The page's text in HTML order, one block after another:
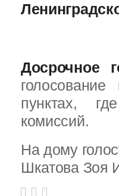
Досрочное
пунктах,
комиссий.
На дому
Шкатова Зоя